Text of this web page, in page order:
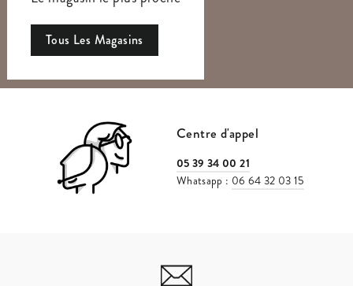
Tous Les Magasins
Centre d'appel
05 39 34 00 21
Whatsapp : 06 64 32 03 15